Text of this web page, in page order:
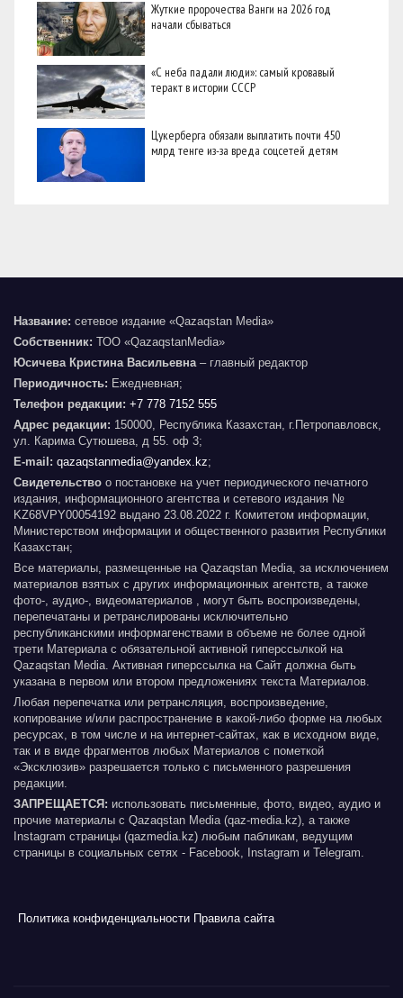
Жуткие пророчества Ванги на 2026 год
начали сбываться
«С неба падали люди»: самый кровавый
теракт в истории СССР
Цукерберга обязали выплатить почти 450
млрд тенге из-за вреда соцсетей детям
Название: сетевое издание «Qazaqstan Media»
Собственник: ТОО «QazaqstanMedia»
Юсичева Кристина Васильевна– главный редактор
Периодичность: Ежедневная;
Телефон редакции: +7 778 7152 555
Адрес редакции: 150000, Республика Казахстан, г.Петропавловск,
ул. Карима Сутюшева, д 55. оф 3;
E-mail: qazaqstanmedia@yandex.kz;
Свидетельство о постановке на учет периодического печатного
издания, информационного агентства и сетевого издания №
KZ68VPY00054192 выдано 23.08.2022 г. Комитетом информации,
Министерством информации и общественного развития Республики
Казахстан;
Все материалы, размещенные на Qazaqstan Media, за исключением
материалов взятых с других информационных агентств, а также
фото-, аудио-, видеоматериалов , могут быть воспроизведены,
перепечатаны и ретранслированы исключительно
республиканскими информагенствами в объеме не более одной
трети Материала с обязательной активной гиперссылкой на
Qazaqstan Media. Активная гиперссылка на Сайт должна быть
указана в первом или втором предложениях текста Материалов.
Любая перепечатка или ретрансляция, воспроизведение,
копирование и/или распространение в какой-либо форме на любых
ресурсах, в том числе и на интернет-сайтах, как в исходном виде,
так и в виде фрагментов любых Материалов с пометкой
«Эксклюзив» разрешается только с письменного разрешения
редакции.
ЗАПРЕЩАЕТСЯ: использовать письменные, фото, видео, аудио и
прочие материалы с Qazaqstan Media (qaz-media.kz), а также
Instagram страницы (qazmedia.kz) любым пабликам, ведущим
страницы в социальных сетях - Facebook, Instagram и Telegram.
Политика конфиденциальности Правила сайта